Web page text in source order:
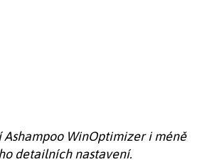
WinOptimizer i méně
detailních nastavení.